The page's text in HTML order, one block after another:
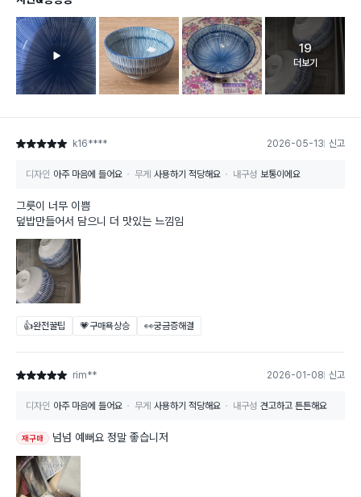
고객 리뷰
19
더보기
별점 5점 k16**** 2026-05-13 신고
디자인 아주 마음에 들어요 무게 사용하기 적당해요 내구성 보통이에요
그릇이 너무 이쁨
덮밥만들어서 담으니 더 맛있는 느낌임
👍완전꿀팁 💗구매욕상승 👀궁금증해결
별점 5점 rim** 2026-01-08 신고
디자인 아주 마음에 들어요 무게 사용하기 적당해요 내구성 견고하고 튼튼해요
재구매 넘넘 예뻐요 정말 좋습니저